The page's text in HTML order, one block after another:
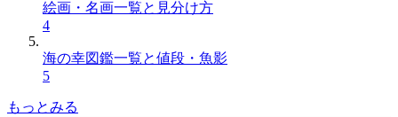
絵画・名画一覧と見分け方
4
海の幸図鑑一覧と値段・魚影
5
もっとみる